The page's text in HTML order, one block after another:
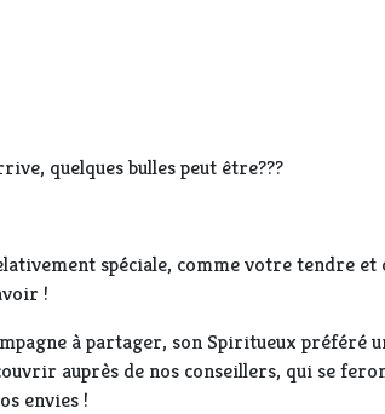
quelques bulles peut être???
spéciale, comme votre tendre et
!
à partager, son Spiritueux préféré
auprès de nos conseillers, qui se
envies !